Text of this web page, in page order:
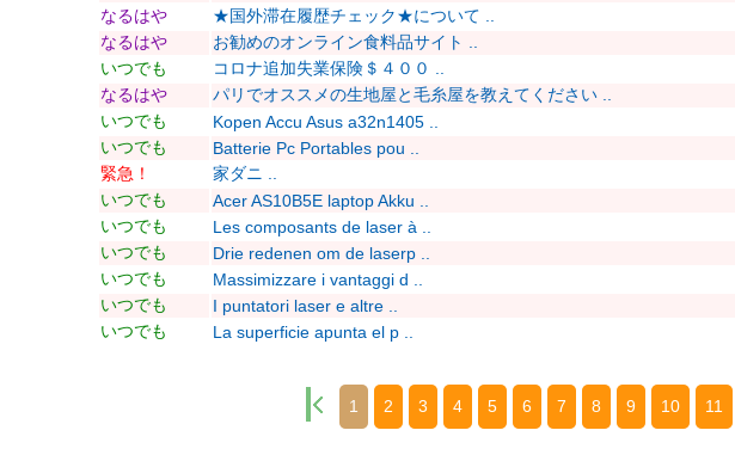
なるはや
★国外滞在履歴チェック★について ..
なるはや
お勧めのオンライン食料品サイト ..
いつでも
コロナ追加失業保険＄４００ ..
なるはや
パリでオススメの生地屋と毛糸屋を教えてください ..
いつでも
Kopen Accu Asus a32n1405 ..
いつでも
Batterie Pc Portables pou ..
緊急！
家ダニ ..
いつでも
Acer AS10B5E laptop Akku ..
いつでも
Les composants de laser à ..
いつでも
Drie redenen om de laserp ..
いつでも
Massimizzare i vantaggi d ..
いつでも
I puntatori laser e altre ..
いつでも
La superficie apunta el p ..
1 2 3 4 5 6 7 8 9 10 11